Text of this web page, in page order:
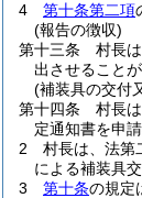
4
第十条第二項
(報告の徴収)
第十三条
村長
出させることが
(補装具の交付
第十四条
村長
定通知書を申
2
村長は、法第
による補装具
3
第十条の規定